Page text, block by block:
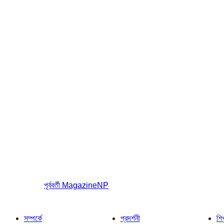
পূর্ববর্তী MagazineNP
সম্পর্কে প্রদর্শনী